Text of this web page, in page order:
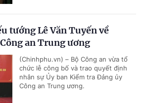
tướng Lê Văn Tuyến về
an Trung ương
(Chinhphu.vn) – Bộ Công an vừa tổ
chức lễ công bố và trao quyết định
nhân sự Ủy ban Kiểm tra Đảng ủy
Công an Trung ương.